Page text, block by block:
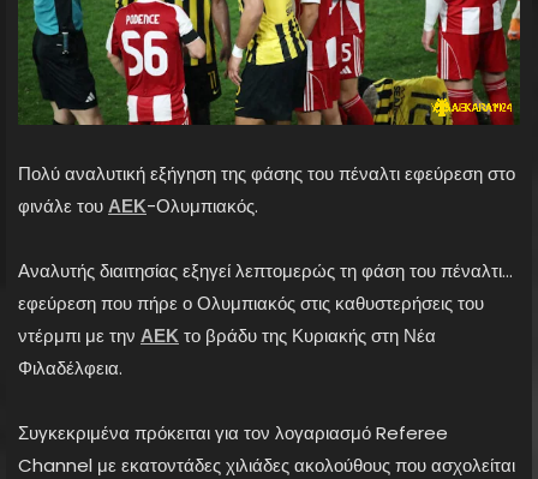
Πολύ αναλυτική εξήγηση της φάσης του πέναλτι εφεύρεση στο
φινάλε τουΑΕΚ-Ολυμπιακός.
Αναλυτής διαιτησίας εξηγεί λεπτομερώς τη φάση του πέναλτι…
εφεύρεση που πήρε ο Ολυμπιακός στις καθυστερήσεις του
ντέρμπι με την ΑΕΚτο βράδυ της Κυριακής στη Νέα
Φιλαδέλφεια.
Συγκεκριμένα πρόκειται για τον λογαριασμό Referee
Channel με εκατοντάδες χιλιάδες ακολούθους που ασχολείται